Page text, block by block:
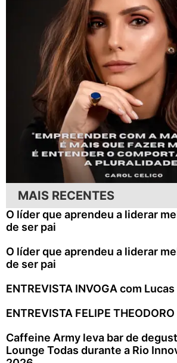
MAIS RECENTES
O líder que aprendeu a liderar
de ser pai
O líder que aprendeu a liderar
de ser pai
ENTREVISTA INVOGA com
ENTREVISTA FELIPE THEODORO
Caffeine Army leva bar de
Lounge Todas durante a Rio